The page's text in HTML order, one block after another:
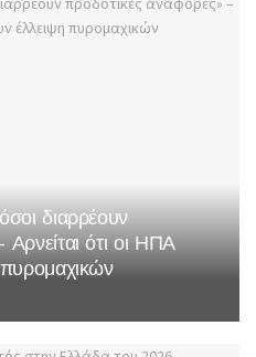
διαρρέουν
ότι οι ΗΠΑ
πυρομαχικών